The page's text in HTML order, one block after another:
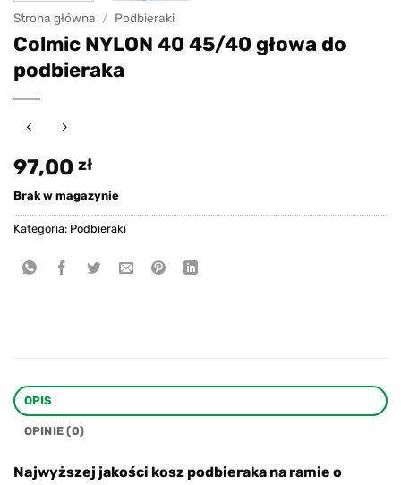
Strona główna / Podbieraki
Colmic NYLON 40 45/40 głowa do
podbieraka
97,00 zł
Brak w magazynie
Kategoria: Podbieraki
OPIS
OPINIE (0)
Najwyższej jakości kosz podbieraka na ramie o